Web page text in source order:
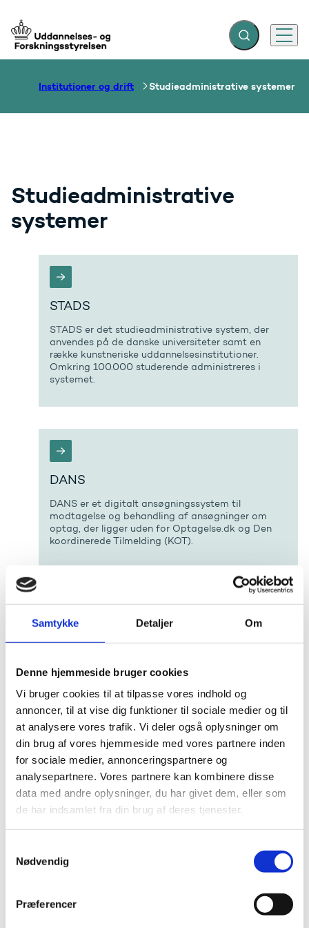
Samtykke Detaljer Om
Denne hjemmeside bruger cookies
Vi bruger cookies til at tilpasse vores indhold og
annoncer, til at vise dig funktioner til sociale medier og til
at analysere vores trafik. Vi deler også oplysninger om
din brug af vores hjemmeside med vores partnere inden
for sociale medier, annonceringspartnere og
analysepartnere. Vores partnere kan kombinere disse
data med andre oplysninger, du har givet dem, eller som
de har indsamlet fra din brug af deres tjenester.
Nødvendig
Præferencer
Gå til forsiden Fold søgefelt ud
Menu
Institutioner og drift Studieadministrative systemer
Studieadministrative
systemer
STADS
STADS er det studieadministrative system, der
anvendes på de danske universiteter samt en
række kunstneriske uddannelsesinstitutioner.
Omkring 100.000 studerende administreres i
systemet.
DANS
DANS er et digitalt ansøgningssystem til
modtagelse og behandling af ansøgninger om
optag, der ligger uden for Optagelse.dk og Den
koordinerede Tilmelding (KOT).
esas
med forbindelse til selvbetjeningsfunktionaliteten
nemStudie, som anvendes på
professionshøjskoler, erhvervsakademier og de
maritime institutioner.
CMU
UFS, masterdatasystem, der opbevarer, behandler
og udstiller centrale masterdata.